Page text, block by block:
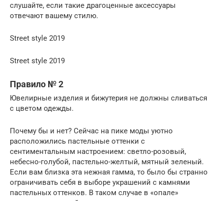
слушайте, если такие драгоценные аксессуары
отвечают вашему стилю.
Street style 2019
Street style 2019
Правило № 2
Ювелирные изделия и бижутерия не должны сливаться
с цветом одежды.
Почему бы и нет? Сейчас на пике моды уютно
расположились пастельные оттенки с
сентиментальным настроением: светло-розовый,
небесно-голубой, пастельно-желтый, мятный зеленый.
Если вам близка эта нежная гамма, то было бы странно
ограничивать себя в выборе украшений с камнями
пастельных оттенков. В таком случае в «опале»